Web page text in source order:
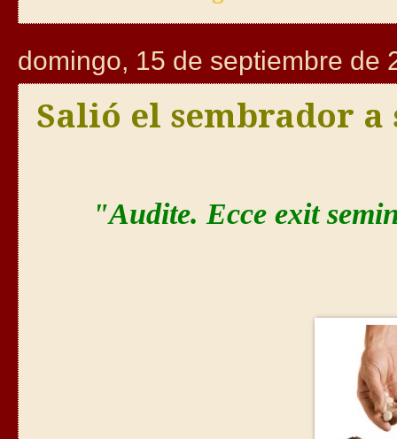
domingo, 15 de septiembre de
Salió el sembrador a
"Audite. Ecce exit